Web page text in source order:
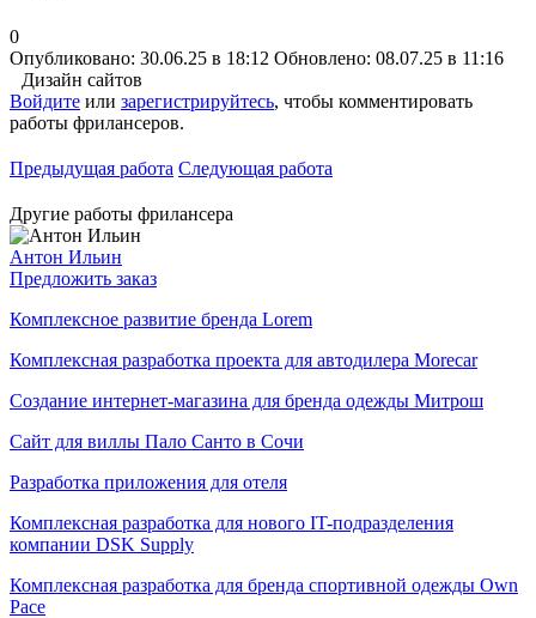
0
Опубликовано: 30.06.25 в 18:12 Обновлено: 08.07.25 в 11:16
Дизайн сайтов
Войдите или зарегистрируйтесь, чтобы комментировать
работы фрилансеров.
Предыдущая работа Следующая работа
Другие работы фрилансера
Антон Ильин
Предложить заказ
Комплексное развитие бренда Lorem
Комплексная разработка проекта для автодилера Morecar
Создание интернет-магазина для бренда одежды Митрош
Cайт для виллы Пало Санто в Сочи
Разработка приложения для отеля
Комплексная разработка для нового IT-подразделения
компании DSK Supply
Комплексная разработка для бренда спортивной одежды Own
Pace